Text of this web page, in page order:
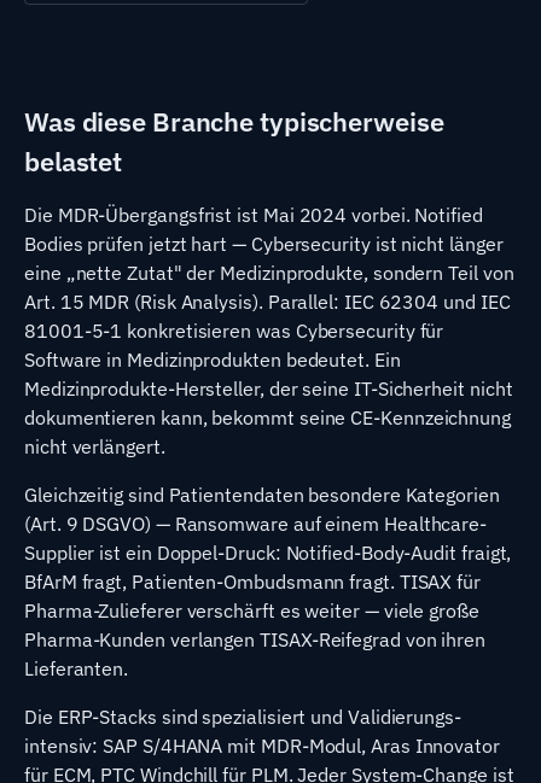
Was diese Branche typischerweise
belastet
Die MDR-Übergangsfrist ist Mai 2024 vorbei. Notified
Bodies prüfen jetzt hart — Cybersecurity ist nicht länger
eine „nette Zutat" der Medizinprodukte, sondern Teil von
Art. 15 MDR (Risk Analysis). Parallel: IEC 62304 und IEC
81001-5-1 konkretisieren was Cybersecurity für
Software in Medizinprodukten bedeutet. Ein
Medizinprodukte-Hersteller, der seine IT-Sicherheit nicht
dokumentieren kann, bekommt seine CE-Kennzeichnung
nicht verlängert.
Gleichzeitig sind Patientendaten besondere Kategorien
(Art. 9 DSGVO) — Ransomware auf einem Healthcare-
Supplier ist ein Doppel-Druck: Notified-Body-Audit fraigt,
BfArM fragt, Patienten-Ombudsmann fragt. TISAX für
Pharma-Zulieferer verschärft es weiter — viele große
Pharma-Kunden verlangen TISAX-Reifegrad von ihren
Lieferanten.
Die ERP-Stacks sind spezialisiert und Validierungs-
intensiv: SAP S/4HANA mit MDR-Modul, Aras Innovator
für ECM, PTC Windchill für PLM. Jeder System-Change ist